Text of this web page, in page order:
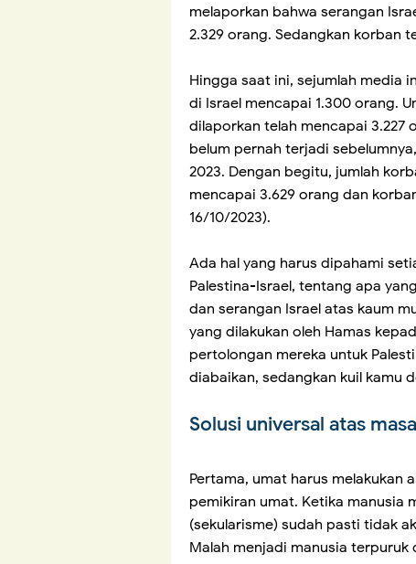
melaporkan bahwa serangan
2.329 orang. Sedangkan korban
Hingga saat ini, sejumlah media
di Israel mencapai 1.300 orang.
dilaporkan telah mencapai 3.227
belum pernah terjadi
2023. Dengan begitu, jumlah
mencapai 3.629 orang dan
16/10/2023).
Ada hal yang harus dipahami
Palestina-Israel, tentang apa
dan serangan Israel atas kaum
yang dilakukan oleh Hamas
pertolongan mereka untuk
diabaikan, sedangkan kuil kamu
Solusi universal atas
Pertama, umat harus melakukan
pemikiran umat. Ketika manusia
(sekularisme) sudah pasti tidak
Malah menjadi manusia terpuruk